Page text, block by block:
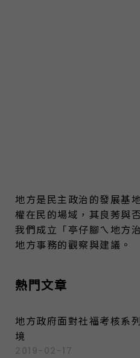
地方是民主政治的發展基
權在民的場域，其良莠與
我們成立「亭仔腳ㄟ地方
地方事務的觀察與建議。
熱門文章
地方政府面對社福考核系
境
2019-02-17